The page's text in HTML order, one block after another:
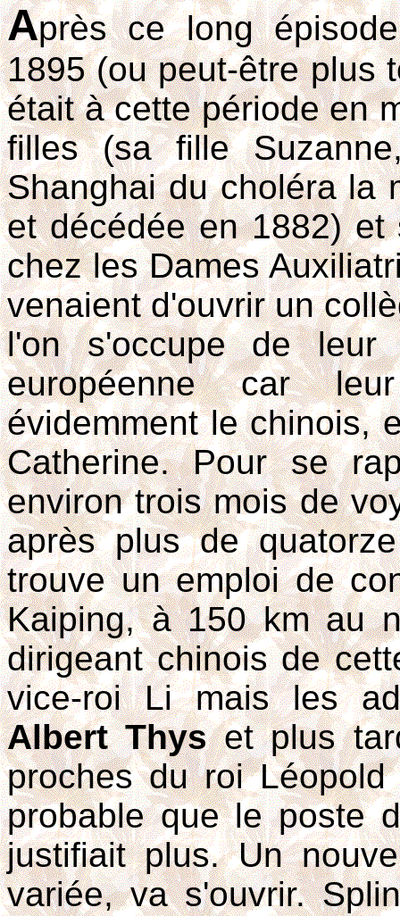
Après ce long
1895 (ou peut-être plus
était à cette période en
filles (sa fille
Shanghai du choléra la
et décédée en 1882)
chez les Dames
venaient d'ouvrir un
l'on s'occupe de leur
européenne car
évidemment le chinois,
Catherine. Pour se
environ trois mois de
après plus de
trouve un emploi de
Kaiping, à 150 km au
dirigeant chinois de
vice-roi Li mais les
Albert Thyset plus
proches du roi
probable que le poste
justifiait plus. Un
variée, va s'ouvrir.